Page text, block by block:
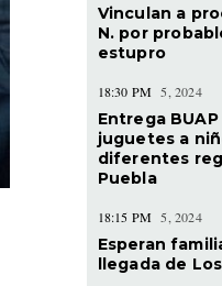
Vinculan a
N. por
estupro
18:30 PM 5, 2024
Entrega
juguetes a
diferentes
Puebla
18:15 PM 5, 2024
Esperan
llegada de